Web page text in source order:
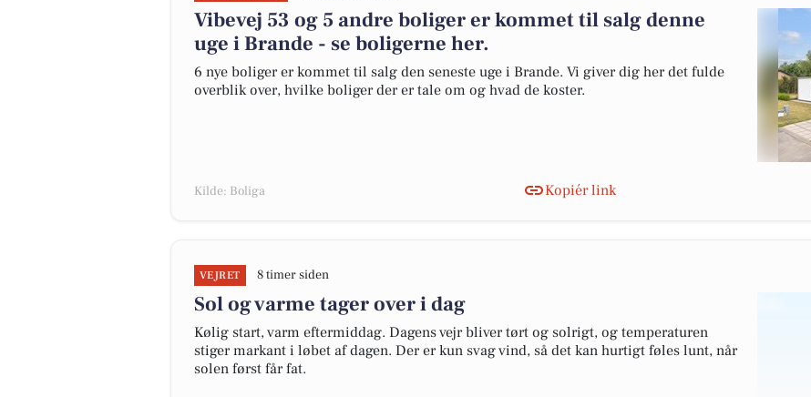
Vibevej 53 og 5 andre boliger er kommet til salg denne
uge i Brande - se boligerne her.
6 nye boliger er kommet til salg den seneste uge i Brande. Vi giver dig her det fulde
overblik over, hvilke boliger der er tale om og hvad de koster.
Kilde: Boliga Kopiér link
VEJRET 8 timer siden
Sol og varme tager over i dag
Kølig start, varm eftermiddag. Dagens vejr bliver tørt og solrigt, og temperaturen
stiger markant i løbet af dagen. Der er kun svag vind, så det kan hurtigt føles lunt, når
solen først får fat.